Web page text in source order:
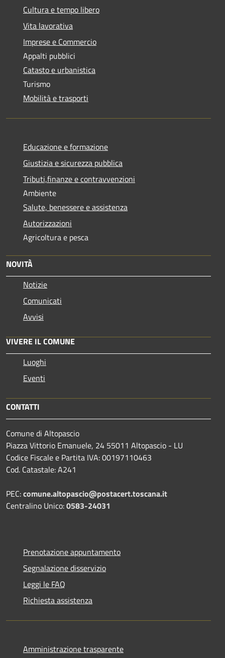
Cultura e tempo libero
Vita lavorativa
Imprese e Commercio
Appalti pubblici
Catasto e urbanistica
Turismo
Mobilità e trasporti
Educazione e formazione
Giustizia e sicurezza pubblica
Tributi,finanze e contravvenzioni
Ambiente
Salute, benessere e assistenza
Autorizzazioni
Agricoltura e pesca
NOVITÀ
Notizie
Comunicati
Avvisi
VIVERE IL COMUNE
Luoghi
Eventi
CONTATTI
Comune di Altopascio
Piazza Vittorio Emanuele, 24 55011 Altopascio - LU
Codice Fiscale e Partita IVA: 00197110463
Cod. Catastale: A241
PEC:comune.altopascio@postacert.toscana.it
Centralino Unico:0583-24031
Prenotazione appuntamento
Segnalazione disservizio
Leggi le FAQ
Richiesta assistenza
Amministrazione trasparente